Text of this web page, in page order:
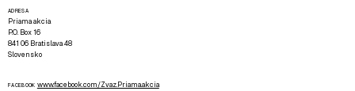
ADRESA
Priama akcia
P.O. Box 16
841 06 Bratislava 48
Slovensko
FACEBOOK www.facebook.com/Zvaz.Priama.akcia